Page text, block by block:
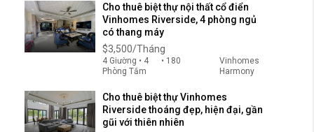
Cho thuê biệt thự nội thất cổ điển
Vinhomes Riverside, 4 phòng ngủ
có thang máy
$3,500/Tháng
4 Giường • 4
Phòng Tắm
• 180
Vinhomes
Harmony
Cho thuê biệt thự Vinhomes
Riverside thoáng đẹp, hiện đại, gần
gũi với thiên nhiên